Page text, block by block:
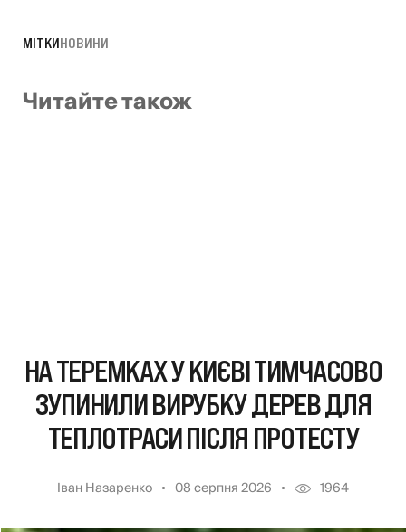
МІТКИНОВИНИ
Читайте також
НА ТЕРЕМКАХ У КИЄВІ ТИМЧАСОВО
ЗУПИНИЛИ ВИРУБКУ ДЕРЕВ ДЛЯ
ТЕПЛОТРАСИ ПІСЛЯ ПРОТЕСТУ
Іван Назаренко 08 серпня 2026 1964